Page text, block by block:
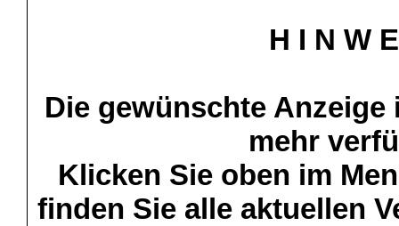
H I N W
Die gewünschte
mehr
Klicken Sie oben im
finden Sie alle aktuellen